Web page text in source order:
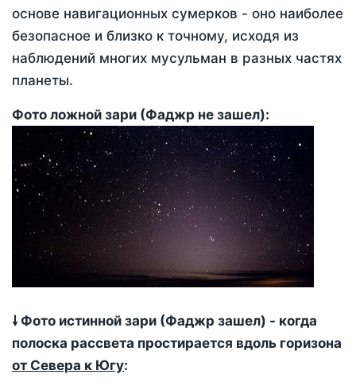
основе навигационных сумерков - оно наиболее
безопасное и близко к точному, исходя из
наблюдений многих мусульман в разных частях
планеты.
Фото ложной зари (Фаджр не зашел):
🠗 Фото истинной зари (Фаджр зашел) - когда
полоска рассвета простирается вдоль горизона
от Севера к Югу: